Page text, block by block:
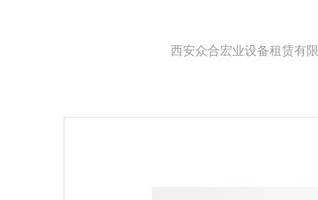
西安众合宏业设备租赁有